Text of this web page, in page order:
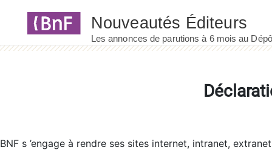
BNF s ’engage à rendre ses sites internet, intranet,